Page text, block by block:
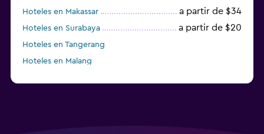
Hoteles en Makassar a partir de $34
Hoteles en Surabaya a partir de $20
Hoteles en Tangerang
Hoteles en Malang